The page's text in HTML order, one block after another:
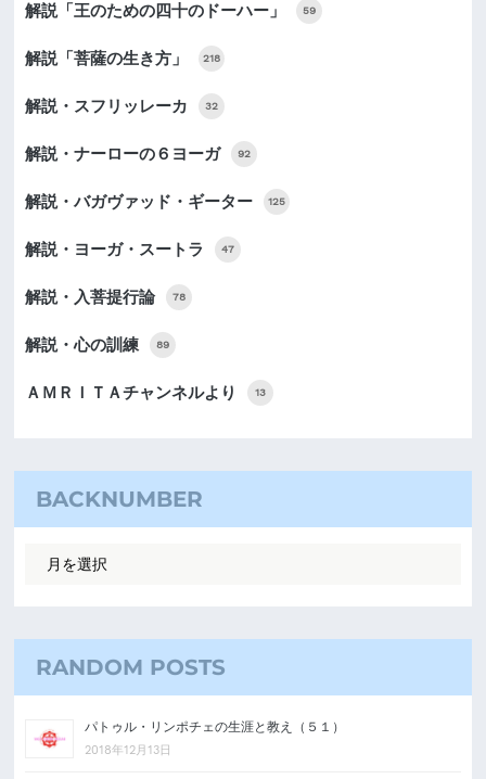
解説「王のための四十のドーハー」 59
解説「菩薩の生き方」 218
解説・スフリッレーカ 32
解説・ナーローの６ヨーガ 92
解説・バガヴァッド・ギーター 125
解説・ヨーガ・スートラ 47
解説・入菩提行論 78
解説・心の訓練 89
ＡＭＲＩＴＡチャンネルより 13
BACKNUMBER
RANDOM POSTS
パトゥル・リンポチェの生涯と教え（５１）
2018年12月13日